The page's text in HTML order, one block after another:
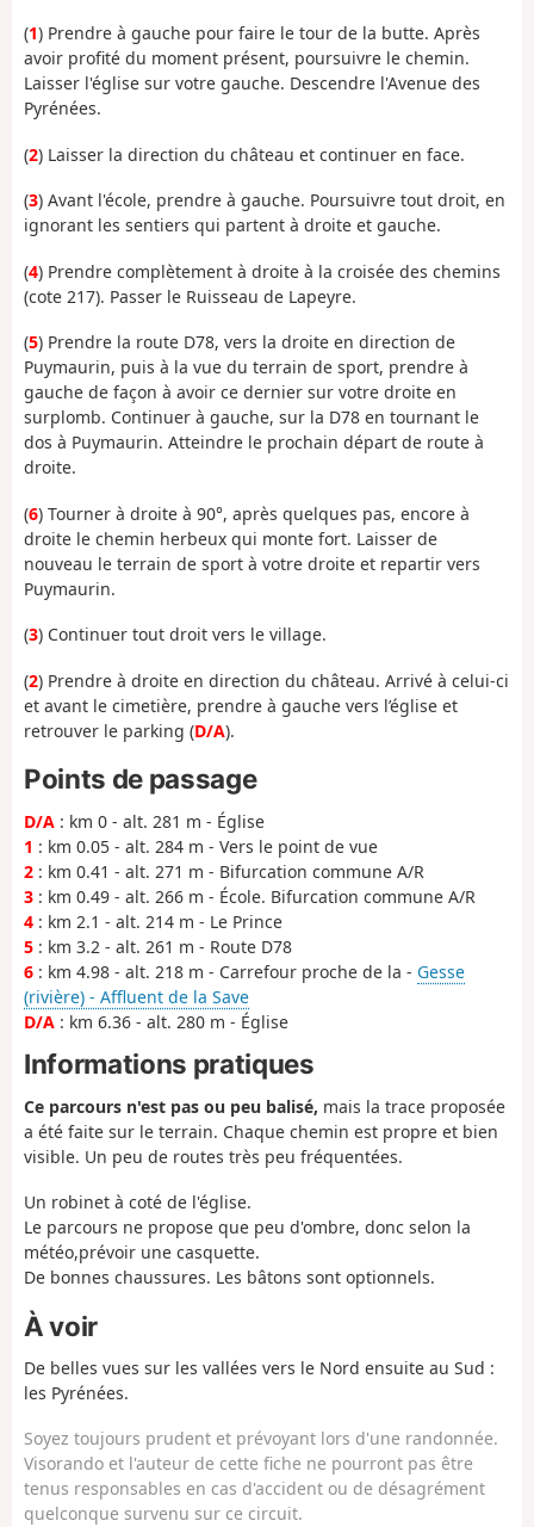
(1) Prendre à gauche pour faire le tour de la butte. Après
avoir profité du moment présent, poursuivre le chemin.
Laisser l'église sur votre gauche. Descendre l'Avenue des
Pyrénées.
(2) Laisser la direction du château et continuer en face.
(3) Avant l'école, prendre à gauche. Poursuivre tout droit, en
ignorant les sentiers qui partent à droite et gauche.
(4) Prendre complètement à droite à la croisée des chemins
(cote 217). Passer le Ruisseau de Lapeyre.
(5) Prendre la route D78, vers la droite en direction de
Puymaurin, puis à la vue du terrain de sport, prendre à
gauche de façon à avoir ce dernier sur votre droite en
surplomb. Continuer à gauche, sur la D78 en tournant le
dos à Puymaurin. Atteindre le prochain départ de route à
droite.
(6) Tourner à droite à 90°, après quelques pas, encore à
droite le chemin herbeux qui monte fort. Laisser de
nouveau le terrain de sport à votre droite et repartir vers
Puymaurin.
(3) Continuer tout droit vers le village.
(2) Prendre à droite en direction du château. Arrivé à celui-ci
et avant le cimetière, prendre à gauche vers l’église et
retrouver le parking (D/A).
Points de passage
D/A : km 0 - alt. 281 m - Église
1 : km 0.05 - alt. 284 m - Vers le point de vue
2 : km 0.41 - alt. 271 m - Bifurcation commune A/R
3 : km 0.49 - alt. 266 m - École. Bifurcation commune A/R
4 : km 2.1 - alt. 214 m - Le Prince
5 : km 3.2 - alt. 261 m - Route D78
6 : km 4.98 - alt. 218 m - Carrefour proche de la - Gesse
(rivière) - Affluent de la Save
D/A : km 6.36 - alt. 280 m - Église
Informations pratiques
Ce parcours n'est pas ou peu balisé, mais la trace proposée
a été faite sur le terrain. Chaque chemin est propre et bien
visible. Un peu de routes très peu fréquentées.
Un robinet à coté de l'église.
Le parcours ne propose que peu d'ombre, donc selon la
météo,prévoir une casquette.
De bonnes chaussures. Les bâtons sont optionnels.
À voir
De belles vues sur les vallées vers le Nord ensuite au Sud :
les Pyrénées.
Soyez toujours prudent et prévoyant lors d'une randonnée.
Visorando et l'auteur de cette fiche ne pourront pas être
tenus responsables en cas d'accident ou de désagrément
quelconque survenu sur ce circuit.